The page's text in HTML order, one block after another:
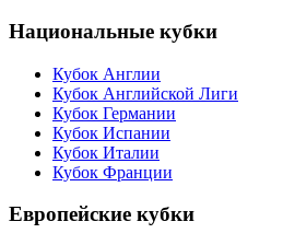
Национальные кубки
Кубок Англии
Кубок Английской Лиги
Кубок Германии
Кубок Испании
Кубок Италии
Кубок Франции
Европейские кубки